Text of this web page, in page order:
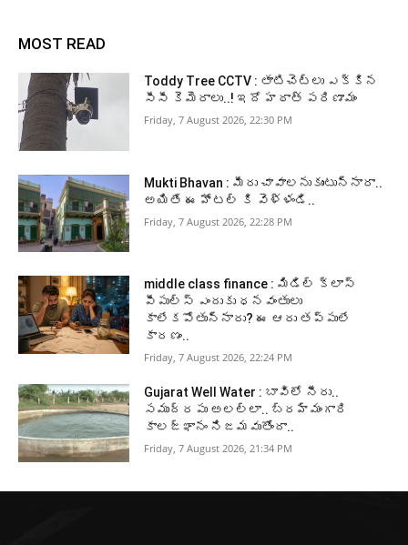
MOST READ
Toddy Tree CCTV : తాటిచెట్లు ఎక్కిన
సీసీ కెమెరాలు..! ఇదో హఠాత్ పరిణామం
Friday, 7 August 2026, 22:30 PM
Mukti Bhavan : మీరు చావాలనుకుంటున్నారా..
అయితే ఈ హోటల్ కి వెళ్ళండి..
Friday, 7 August 2026, 22:28 PM
middle class finance : మిడిల్ క్లాస్
పీపుల్స్ ఎందుకు ధనవంతులు
కాలేకపోతున్నారు? ఈ ఆరు తప్పులే
కారణం..
Friday, 7 August 2026, 22:24 PM
Gujarat Well Water : బావిలో నీరు..
సముద్రపు అలల్లా.. బ్రహ్మంగారి
కాలజ్ఞానం నిజమవుతోందా..
Friday, 7 August 2026, 21:34 PM